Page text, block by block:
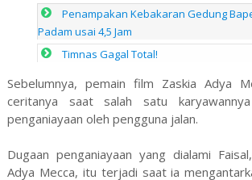
Penampakan Kebakaran Gedung
Padam usai 4,5 Jam
Timnas Gagal Total!
Sebelumnya, pemain film Zaskia Adya
ceritanya saat salah satu
penganiayaan oleh pengguna jalan.
Dugaan penganiayaan yang dialami
Adya Mecca, itu terjadi saat ia